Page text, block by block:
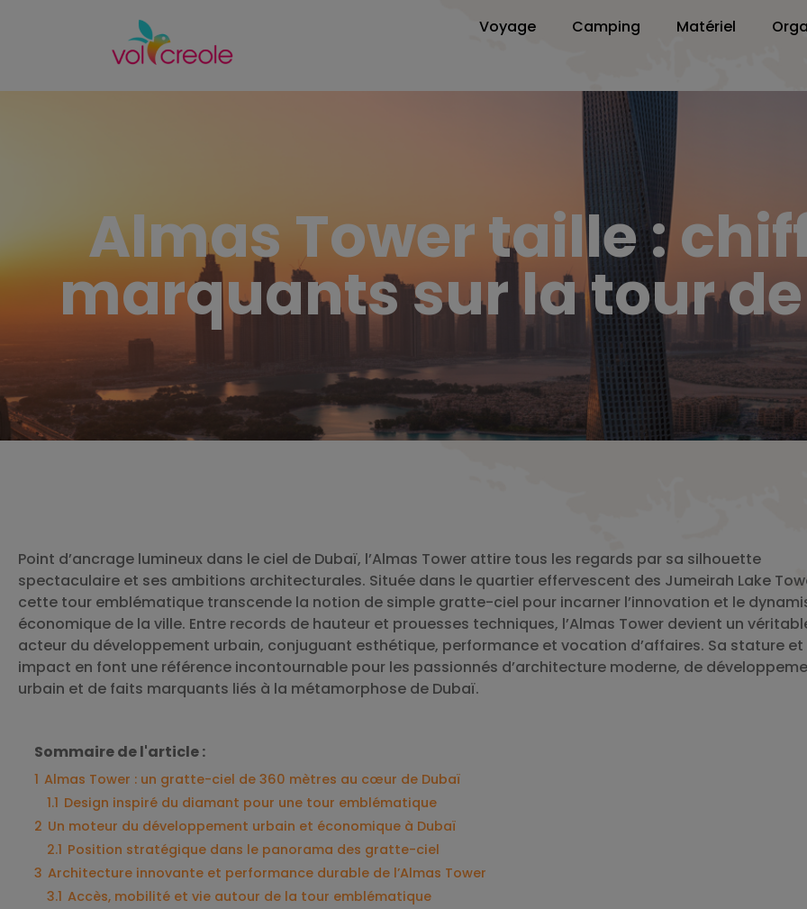
Voyage Camping Matériel
Almas Tower taille :
marquants sur la tour
Point d’ancrage lumineux dans le ciel de Dubaï, l’Almas Tower attire tous les regards par sa silhouette
spectaculaire et ses ambitions architecturales. Située dans le quartier effervescent des Jumeirah Lake
cette tour emblématique transcende la notion de simple gratte-ciel pour incarner l’innovation et le
économique de la ville. Entre records de hauteur et prouesses techniques, l’Almas Tower devient un
acteur du développement urbain, conjuguant esthétique, performance et vocation d’affaires. Sa stature et
impact en font une référence incontournable pour les passionnés d’architecture moderne, de
urbain et de faits marquants liés à la métamorphose de Dubaï.
Sommaire de l'article :
1 Almas Tower : un gratte-ciel de 360 mètres au cœur de Dubaï
1.1 Design inspiré du diamant pour une tour emblématique
2 Un moteur du développement urbain et économique à Dubaï
2.1 Position stratégique dans le panorama des gratte-ciel
3 Architecture innovante et performance durable de l’Almas Tower
3.1 Accès, mobilité et vie autour de la tour emblématique